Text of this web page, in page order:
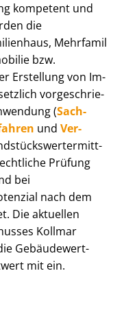
kompetent und
die
Mehr­fa­mi­l
bzw.
Erstellung von Im­
vor­ge­schrie­
(Sach­
und Ver­
Prüfung
bei
nach dem
Die aktuellen
Kollmar
Ge­bäu­de­wert­
mit ein.